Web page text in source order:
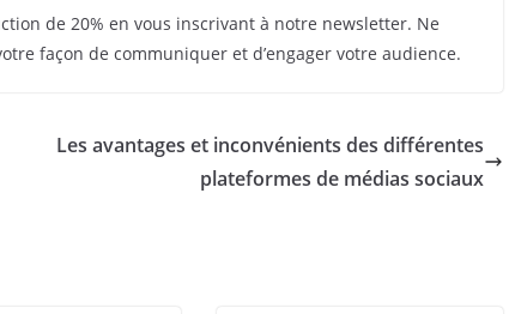
de 20% en vous inscrivant à notre newsletter. Ne
façon de communiquer et d’engager votre audience.
Les avantages et inconvénients des différentes
plateformes de médias sociaux